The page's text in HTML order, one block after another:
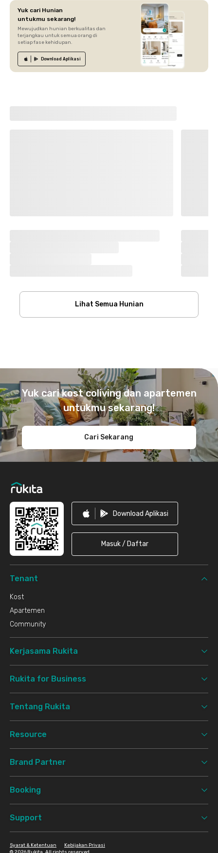
Yuk cari Hunian
untukmu sekarang!
Mewujudkan hunian berkualitas dan
terjangkau untuk semua orang di
setiap fase kehidupan.
Download Aplikasi
Lihat Semua Hunian
Yuk cari kost coliving dan apartemen
untukmu sekarang!
Cari Sekarang
Download Aplikasi
Masuk / Daftar
Tenant
Kost
Apartemen
Community
Kerjasama Rukita
Rukita for Business
Tentang Rukita
Resource
Brand Partner
Booking
Support
Syarat & Ketentuan Kebijakan Privasi